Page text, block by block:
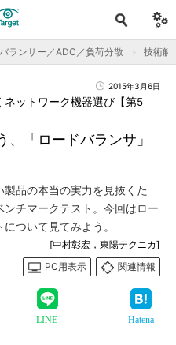
ランサー／ADC／負荷分散 技術解
2015年3月6日
、「ロードバランサ」
ットワーク機器選び【第5
品の本当の実力を見抜くた
チマークテスト。今回はロー
ついて見てみよう。
[中村彰宏，東陽テクニカ]
PC用表示
関連情報
LINE Hatena